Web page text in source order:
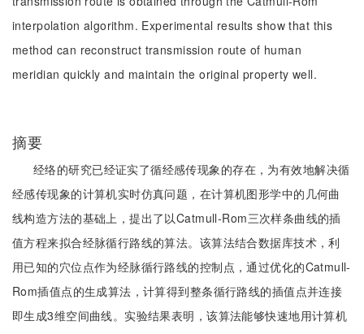
interpolation algorithm. Experimental results show that this
method can reconstruct transmission route of human
meridian quickly and maintain the original property well.
摘要
经络的研究已经证实了循经感传现象的存在，为有效地解决循
经感传现象的计算机实时仿真问题，在计算机图形学中的几何曲
线构造方法的基础上，提出了以Catmull-Rom三次样条曲线的插
值方程来拟合经脉循行路线的算法。该算法结合数据库技术，利
用已知的穴位点作为经脉循行路线的控制点，通过优化的Catmull-
Rom插值点的生成算法，计算得到整条循行路线的插值点并连接
即生成3维空间曲线。实验结果表明，该算法能够快速地用计算机